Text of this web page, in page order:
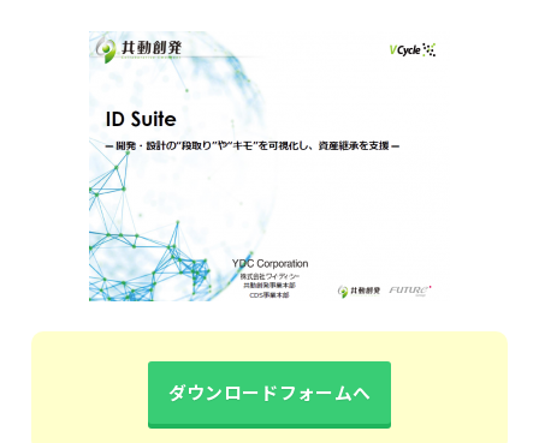
ダウンロードフォームへ